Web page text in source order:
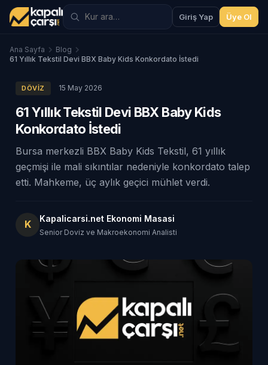
Giriş Yap Üye Ol
Ana Sayfa
Blog
61 Yıllık Tekstil Devi BBX Baby Kids Konkordato İstedi
DÖVIZ 15 May 2026
61 Yıllık Tekstil Devi BBX Baby Kids
Konkordato İstedi
Bursa merkezli BBX Baby Kids Tekstil, 61 yıllık
geçmişi ile mali sıkıntılar nedeniyle konkordato talep
etti. Mahkeme, üç aylık geçici mühlet verdi.
K Kapalicarsi.net Ekonomi Masasi
Senior Doviz ve Makroekonomi Analisti